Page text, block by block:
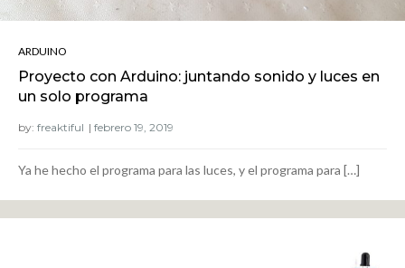
ARDUINO
Proyecto con Arduino: juntando sonido y luces en
un solo programa
by: freaktiful
Ya he hecho el programa para las luces, y el programa para […]